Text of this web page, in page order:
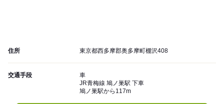
住所 東京都西多摩郡奥多摩町棚沢408
交通手段
車
JR青梅線 鳩ノ巣駅 下車
鳩ノ巣駅から117m